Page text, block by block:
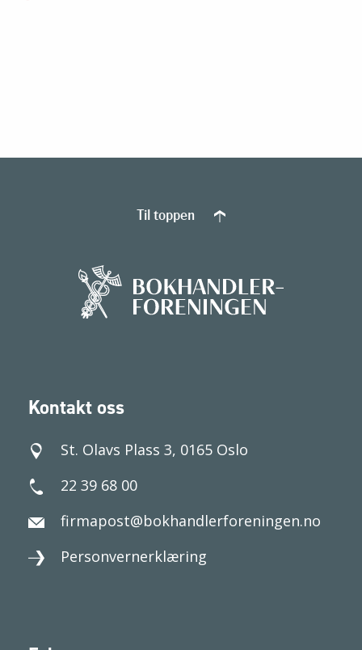
Kontakt oss
St. Olavs Plass 3, 0165 Oslo
22 39 68 00
firmapost@bokhandlerforeningen.no
Personvernerklæring
Til toppen